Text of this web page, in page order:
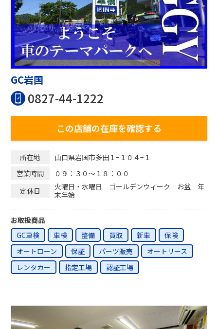
GC岩国
0827-44-1222
この店舗の在庫を確認する
所在地
山口県岩国市多田１−１０４−１
営業時間
０９：３０〜１８：００
定休日
火曜日・水曜日 ゴールデンウィーク お盆 年
末年始
お取扱商品
GC車検
車検 整備 買取 新車
保険
オートローン
保証 パーツ販売
オートリース
レンタカー
指定工場 認証工場